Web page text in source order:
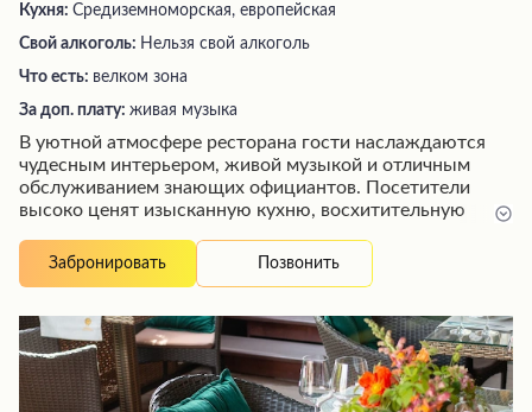
Кухня: Средиземноморская, европейская
Свой алкоголь: Нельзя свой алкоголь
Что есть: велком зона
За доп. плату: живая музыка
В уютной атмосфере ресторана гости наслаждаются
чудесным интерьером, живой музыкой и отличным
обслуживанием знающих официантов. Посетители
высоко ценят изысканную кухню, восхитительную
который создает незабываемые впечатления, угощая
именинников сюрпризами и памятными подарками.
необходимость заранее бронировать столики
подчеркивают его популярность у ценителей
гастрономических изысков.
Забронировать Позвонить